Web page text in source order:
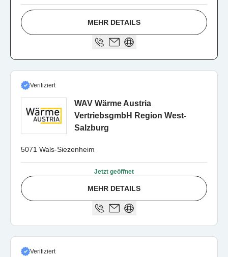
MEHR DETAILS
Verifiziert
WAV Wärme Austria
VertriebsgmbH Region West-
Salzburg
5071 Wals-Siezenheim
Jetzt geöffnet
MEHR DETAILS
Verifiziert